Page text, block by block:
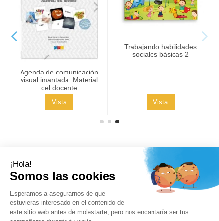
Agenda de comunicación
visual imantada: Material
del docente
Vista
Trabajando habilidades
sociales básicas 2
Vista
Síguenos